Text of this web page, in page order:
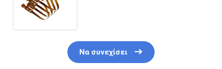
Να συνεχίσει